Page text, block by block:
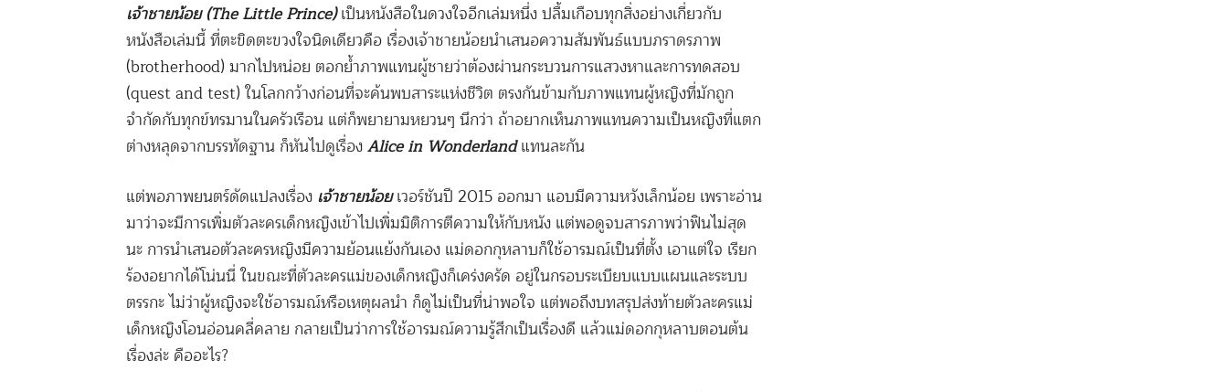
เจ้าชายน้อย (The Little Prince)เป็นหนังสือในดวงใจอีกเล่มหนึ่ง ปลื้มเกือบทุกสิ่งอย่างเกี่ยวกับ
หนังสือเล่มนี้ ที่ตะขิดตะขวงใจนิดเดียวคือ เรื่องเจ้าชายน้อยนำเสนอความสัมพันธ์แบบภราดรภาพ
(brotherhood) มากไปหน่อย ตอกย้ำภาพแทนผู้ชายว่าต้องผ่านกระบวนการแสวงหาและการทดสอบ
(quest and test) ในโลกกว้างก่อนที่จะค้นพบสาระแห่งชีวิต ตรงกันข้ามกับภาพแทนผู้หญิงที่มักถูก
จำกัดกับทุกข์ทรมานในครัวเรือน แต่ก็พยายามหยวนๆ นึกว่า ถ้าอยากเห็นภาพแทนความเป็นหญิงที่แตก
ต่างหลุดจากบรรทัดฐาน ก็หันไปดูเรื่องAlice in Wonderlandแทนละกัน
แต่พอภาพยนตร์ดัดแปลงเรื่อง เจ้าชายน้อยเวอร์ชันปี 2015 ออกมา แอบมีความหวังเล็กน้อย เพราะอ่าน
มาว่าจะมีการเพิ่มตัวละครเด็กหญิงเข้าไปเพิ่มมิติการตีความให้กับหนัง แต่พอดูจบสารภาพว่าฟินไม่สุด
นะ การนำเสนอตัวละครหญิงมีความย้อนแย้งกันเอง แม่ดอกกุหลาบก็ใช้อารมณ์เป็นที่ตั้ง เอาแต่ใจ เรียก
ร้องอยากได้โน่นนี่ ในขณะที่ตัวละครแม่ของเด็กหญิงก็เคร่งครัด อยู่ในกรอบระเบียบแบบแผนและระบบ
ตรรกะ ไม่ว่าผู้หญิงจะใช้อารมณ์หรือเหตุผลนำ ก็ดูไม่เป็นที่น่าพอใจ แต่พอถึงบทสรุปส่งท้ายตัวละครแม่
เด็กหญิงโอนอ่อนคลี่คลาย กลายเป็นว่าการใช้อารมณ์ความรู้สึกเป็นเรื่องดี แล้วแม่ดอกกุหลาบตอนต้น
เรื่องล่ะ คืออะไร?